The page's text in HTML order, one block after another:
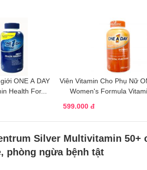
ONE A DAY
Health For...
Viên Vitamin Cho Phụ Nữ
Women's Formula
599.000 đ
Silver Multivitamin 50+
phòng ngừa bệnh tật